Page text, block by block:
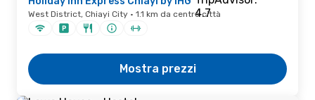
West District, Chiayi City · 1.1 km da centro città
Mostra prezzi